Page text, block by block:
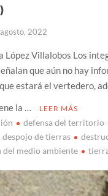
2022
López Villalobos Los
que aún no hay
estará el vertedero,
la …
LEER MÁS
defensa del territorio
despojo de tierras
medio ambiente